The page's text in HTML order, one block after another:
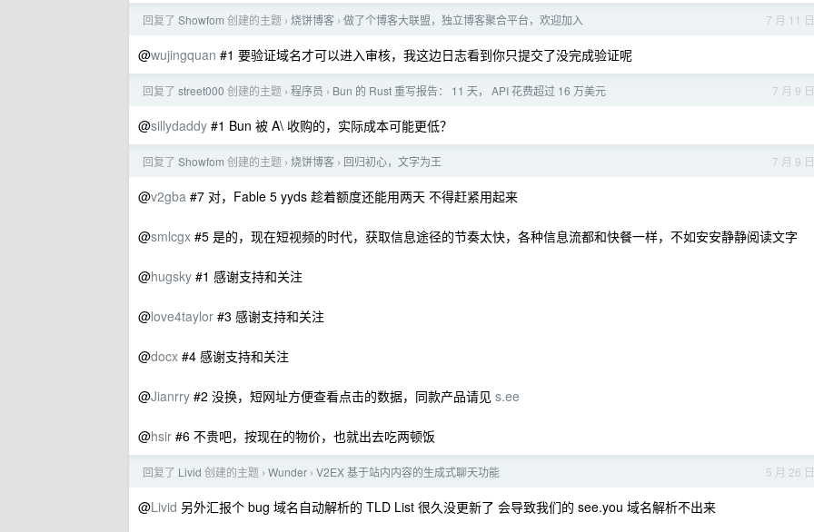
7 月 11 日
回复了 Showfom 创建的主题 › 烧饼博客 › 做了个博客大联盟，独立博客聚合平台，欢迎加入
@wujingquan #1 要验证域名才可以进入审核，我这边日志看到你只提交了没完成验证呢
7 月 9 日
回复了 street000 创建的主题 › 程序员 › Bun 的 Rust 重写报告： 11 天， API 花费超过 16 万美元
@sillydaddy #1 Bun 被 A\ 收购的，实际成本可能更低？
7 月 9 日
回复了 Showfom 创建的主题 › 烧饼博客 › 回归初心，文字为王
@v2gba #7 对，Fable 5 yyds 趁着额度还能用两天 不得赶紧用起来
@smlcgx #5 是的，现在短视频的时代，获取信息途径的节奏太快，各种信息流都和快餐一样，不如安安静静阅读文字
@hugsky #1 感谢支持和关注
@love4taylor #3 感谢支持和关注
@docx #4 感谢支持和关注
@Jianrry #2 没换，短网址方便查看点击的数据，同款产品请见 s.ee
@hsir #6 不贵吧，按现在的物价，也就出去吃两顿饭
5 月 26 日
回复了 Livid 创建的主题 › Wunder › V2EX 基于站内内容的生成式聊天功能
@Livid 另外汇报个 bug 域名自动解析的 TLD List 很久没更新了 会导致我们的 see.you 域名解析不出来